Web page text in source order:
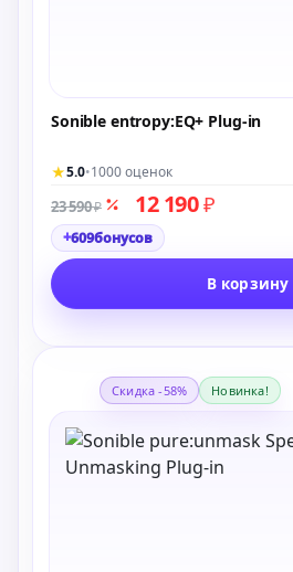
Sonible entropy:EQ+ Plug-in
★5.0•1000 оценок
23 590₽ 12 190₽
+609бонусов
В корзину
Скидка -58% Новинка!